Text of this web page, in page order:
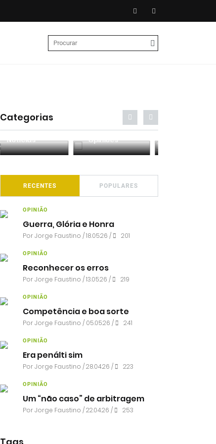
Categorias
Entrevistas Análises
RECENTES POPULARES
OPINIÃO
Guerra, Glória e Honra
PorJorge Faustino / 18.05.26 / 201
OPINIÃO
Reconhecer os erros
PorJorge Faustino / 13.05.26 / 219
OPINIÃO
Competência e boa sorte
PorJorge Faustino / 05.05.26 / 241
OPINIÃO
Era penálti sim
PorJorge Faustino / 28.04.26 / 223
OPINIÃO
Um “não caso” de arbitragem
PorJorge Faustino / 22.04.26 / 253